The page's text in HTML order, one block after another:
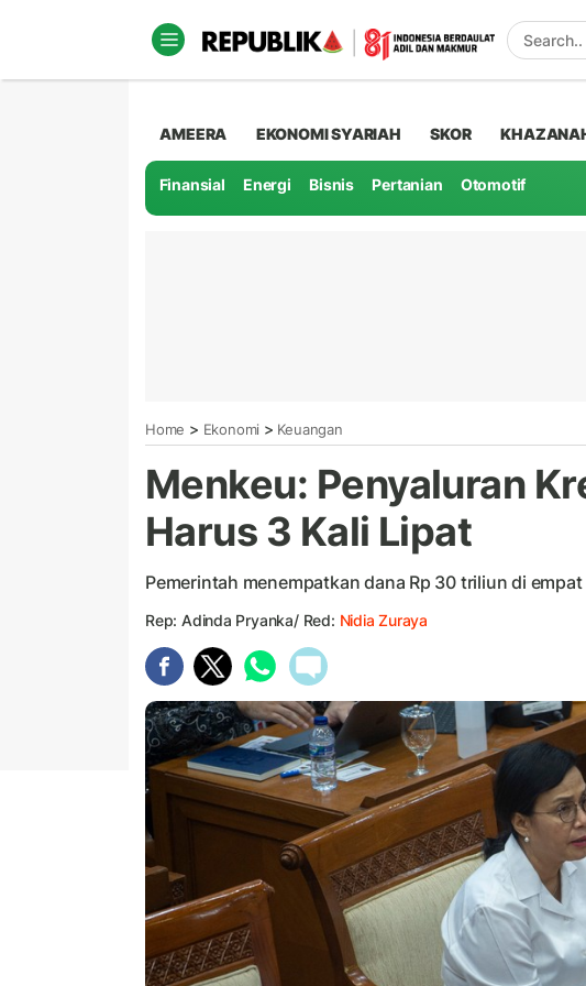
AMEERA EKONOMI SYARIAH SKOR
Finansial Energi Bisnis Pertanian Otomotif
Home > Ekonomi > Keuangan
Menkeu: Penyaluran
Harus 3 Kali Lipat
Pemerintah menempatkan dana Rp 30 triliun di
Rep: Adinda Pryanka/ Red: Nidia Zuraya